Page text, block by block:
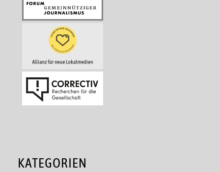
KATEGORIEN